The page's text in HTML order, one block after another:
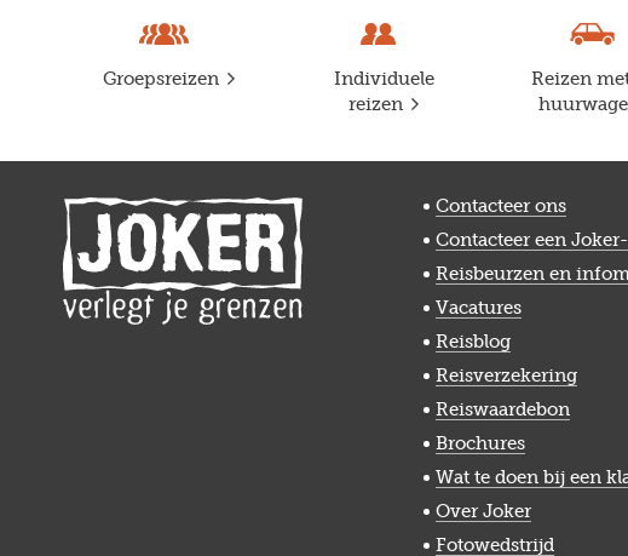
Groepsreizen
Individuele
reizen
Reizen
Contacteer ons
Contacteer een
Reisbeurzen en
Vacatures
Reisblog
Reisverzekering
Reiswaardebon
Brochures
Wat te doen bij een
Over Joker
Fotowedstrijd